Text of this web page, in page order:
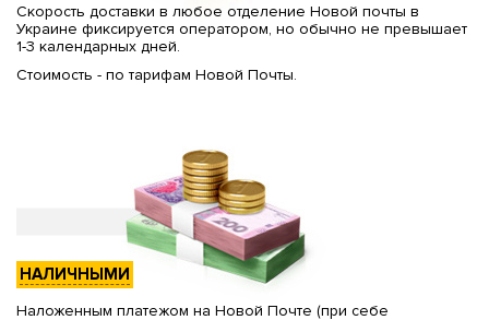
Скорость доставки в любое отделение Новой почты в
Украине фиксируется оператором, но обычно не превышает
1-3 календарных дней.
Стоимость - по тарифам Новой Почты.
НАЛИЧНЫМИ
Наложенным платежом на Новой Почте (при себе